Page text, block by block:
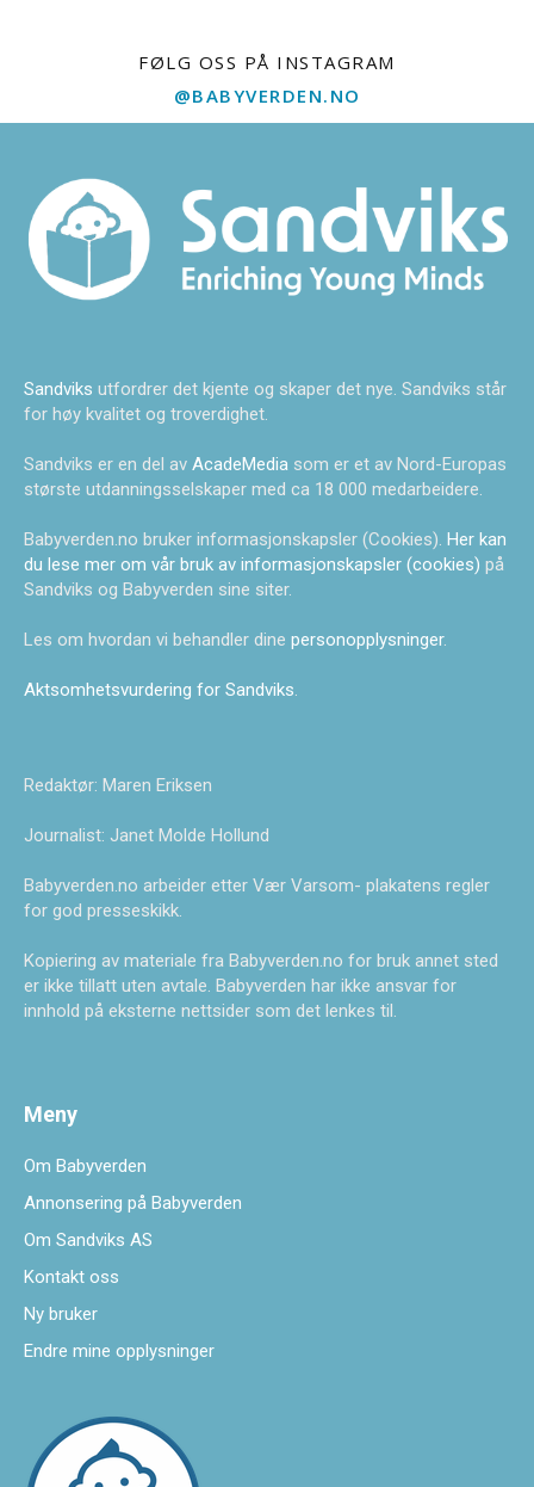
FØLG OSS PÅ INSTAGRAM
@BABYVERDEN.NO
Sandviks utfordrer det kjente og skaper det nye. Sandviks står
for høy kvalitet og troverdighet.
Sandviks er en del av AcadeMedia som er et av Nord-Europas
største utdanningsselskaper med ca 18 000 medarbeidere.
Babyverden.no bruker informasjonskapsler (Cookies). Her kan
du lese mer om vår bruk av informasjonskapsler (cookies) på
Sandviks og Babyverden sine siter.
Les om hvordan vi behandler dine personopplysninger.
Aktsomhetsvurdering for Sandviks.
Redaktør: Maren Eriksen
Journalist: Janet Molde Hollund
Babyverden.no arbeider etter Vær Varsom- plakatens regler
for god presseskikk.
Kopiering av materiale fra Babyverden.no for bruk annet sted
er ikke tillatt uten avtale. Babyverden har ikke ansvar for
innhold på eksterne nettsider som det lenkes til.
Meny
Om Babyverden
Annonsering på Babyverden
Om Sandviks AS
Kontakt oss
Ny bruker
Endre mine opplysninger